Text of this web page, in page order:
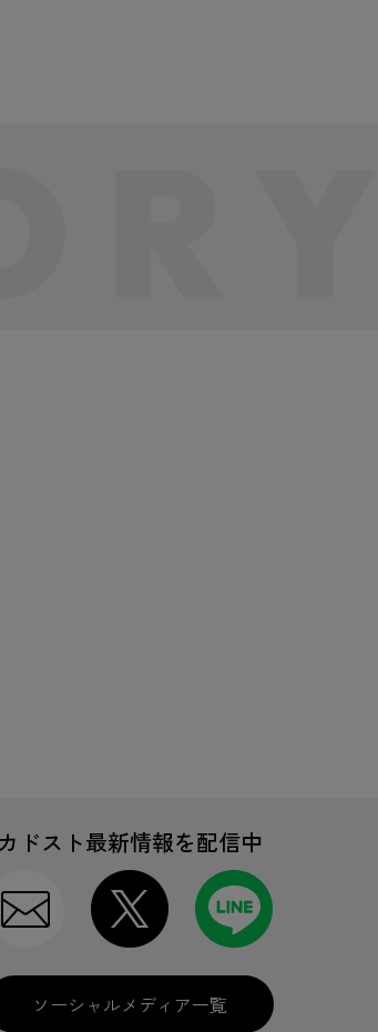
カドスト最新情報を配信中
ソーシャルメディア一覧